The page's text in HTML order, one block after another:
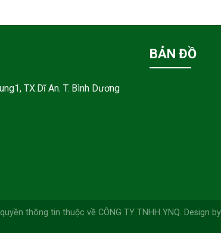
TX.Dĩ An. T. Bình Dương
BẢN ĐỒ
thông tin thuộc về CÔNG TY TNHH YNQ. Design